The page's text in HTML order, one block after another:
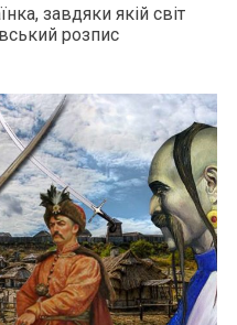
завдяки якій світ
розпис